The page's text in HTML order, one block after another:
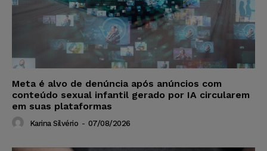
Meta é alvo de denúncia após anúncios com
conteúdo sexual infantil gerado por IA circularem
em suas plataformas
Karina Silvério - 07/08/2026